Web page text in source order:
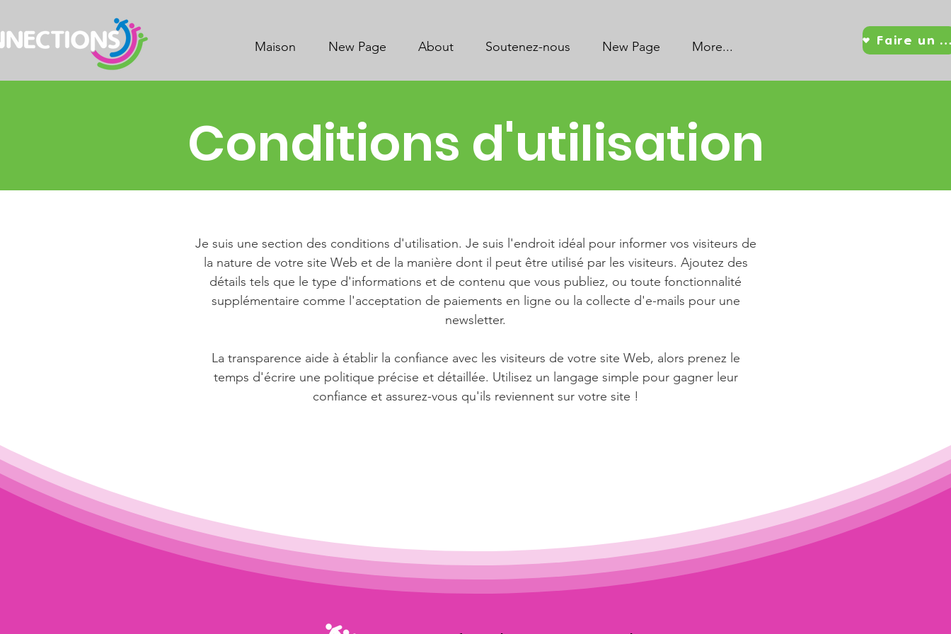
Maison New Page About Soutenez-nous New Page More... Faire un
Conditions d'utilisation
Je suis une section des conditions d'utilisation. Je suis l'endroit idéal pour informer vos visiteurs de
la nature de votre site Web et de la manière dont il peut être utilisé par les visiteurs. Ajoutez des
détails tels que le type d'informations et de contenu que vous publiez, ou toute fonctionnalité
supplémentaire comme l'acceptation de paiements en ligne ou la collecte d'e-mails pour une
newsletter.
La transparence aide à établir la confiance avec les visiteurs de votre site Web, alors prenez le
temps d'écrire une politique précise et détaillée. Utilisez un langage simple pour gagner leur
confiance et assurez-vous qu'ils reviennent sur votre site !